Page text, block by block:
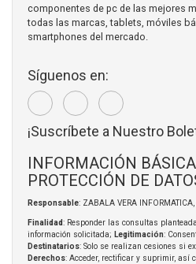
componentes de pc de las mejores
todas las marcas, tablets, móviles
smartphones del mercado.
Síguenos en:
¡Suscríbete a Nuestro
INFORMACIÓN
PROTECCIÓN DE
Responsable: ZABALA VERA INFORMATICA,
Finalidad: Responder las consultas
información solicitada; Legitimación:
Destinatarios: Solo se realizan cesiones si
Derechos: Acceder, rectificar y suprimir, así